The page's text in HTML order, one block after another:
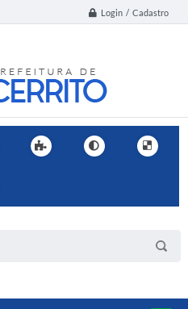
Login / Cadastro